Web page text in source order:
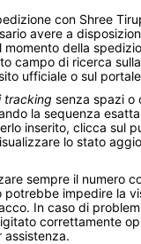
con Shree
avere a
momento della
campo di ricerca
ufficiale o sul
tracking senza spazi o
la sequenza
inserito, clicca sul
lo stato
sempre il numero
potrebbe impedire la
In caso di
correttamente
assistenza.